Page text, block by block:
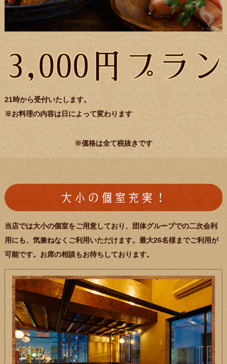
21時から受付いたします。
※お料理の内容は日によって変わります
※価格は全て税抜きです
当店では大小の個室をご用意しており、団体グループでの二次会利
用にも、気兼ねなくご利用いただけます。最大26名様までご利用が
可能です。お席の相談もお待ちしております。